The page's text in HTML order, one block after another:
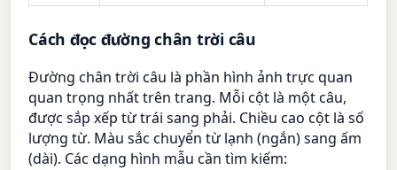
Cách đọc đường chân trời câu
Đường chân trời câu là phần hình ảnh trực quan
quan trọng nhất trên trang. Mỗi cột là một câu,
được sắp xếp từ trái sang phải. Chiều cao cột là số
lượng từ. Màu sắc chuyển từ lạnh (ngắn) sang ấm
(dài). Các dạng hình mẫu cần tìm kiếm: